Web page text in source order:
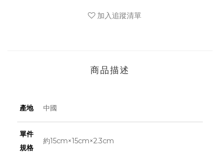
加入追蹤清單
商品描述
產地 中國
單件
規格
約15cm×15cm×2.3cm